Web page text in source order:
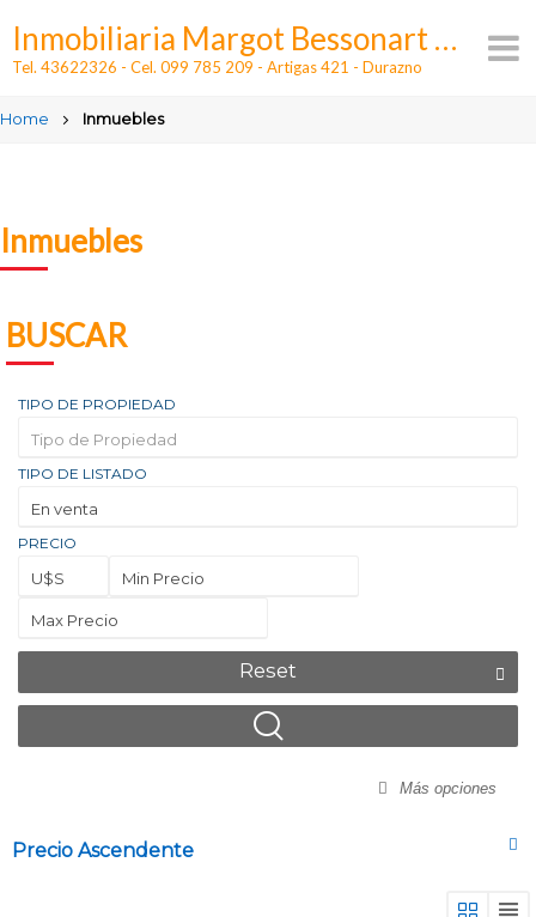
content
Inmobiliaria Margot Bessonart - Alquileres y ventas en Durazno
Tel. 43622326 - Cel. 099 785 209 - Artigas 421 - Durazno
Home Inmuebles
Inmuebles
BUSCAR
TIPO DE PROPIEDAD
Tipo de Propiedad
TIPO DE LISTADO
En venta
PRECIO
U$S Min Precio
Max Precio
Reset
Más opciones